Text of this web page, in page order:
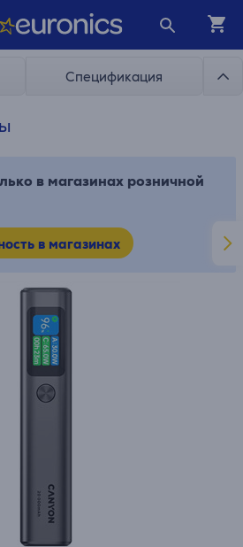
Спецификация
в магазинах розничной
в магазинах